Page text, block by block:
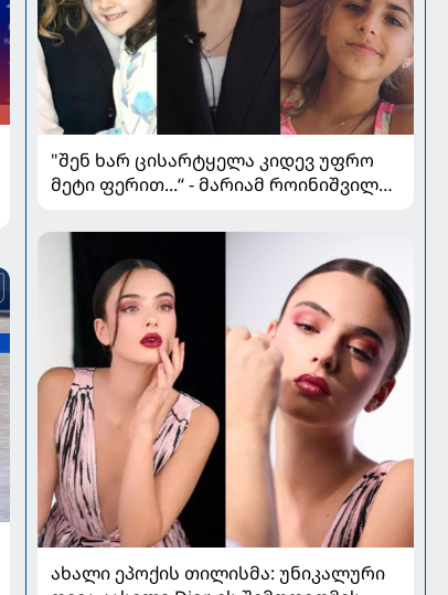
"შენ ხარ ცისარტყელა კიდევ უფრო
მეტი ფერით...“ - მარიამ როინიშვილის
ახალი ეპოქის თილისმა: უნიკალური